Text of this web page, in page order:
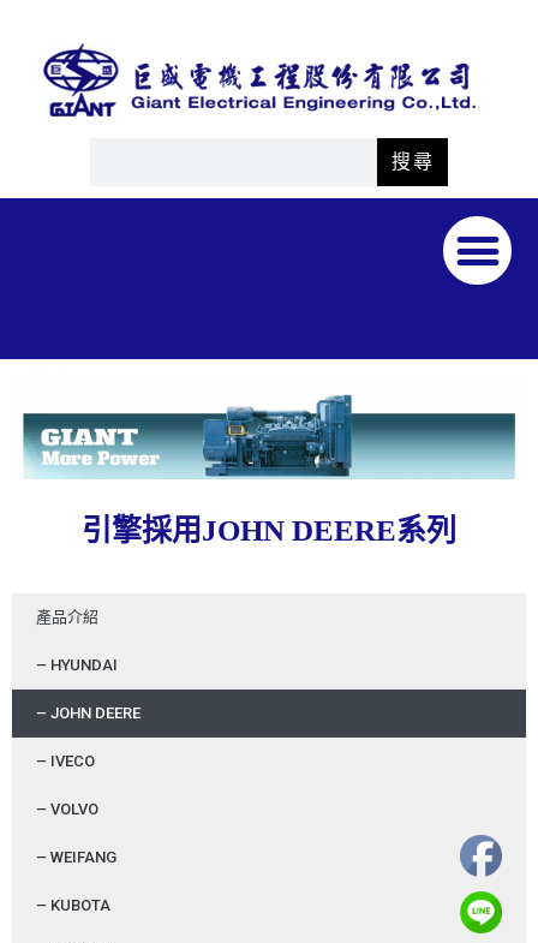
搜尋
引擎採用JOHN DEERE系列
產品介紹
– HYUNDAI
– JOHN DEERE
– IVECO
– VOLVO
– WEIFANG
– KUBOTA